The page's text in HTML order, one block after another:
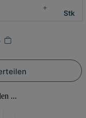
Stk
...